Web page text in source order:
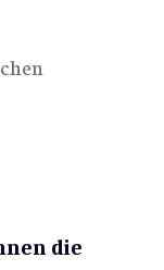
die